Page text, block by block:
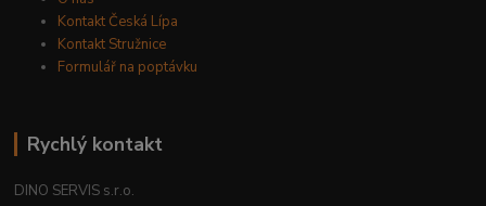
Kontakt Česká Lípa
Kontakt Stružnice
Formulář na poptávku
Rychlý kontakt
DINO SERVIS s.r.o.